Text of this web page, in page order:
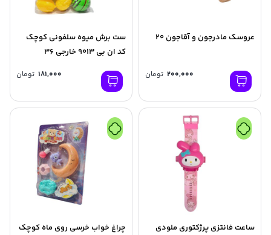
عروسک مادرجون و آقاجون 20
200,000 تومان
ست برش میوه سلفونی کوچک
کد ان بی 9013 خارجی 36
181,000 تومان
ساعت فانتزی پرژکتوری ملودی
چراغ خواب خرسی روی ماه کوچک